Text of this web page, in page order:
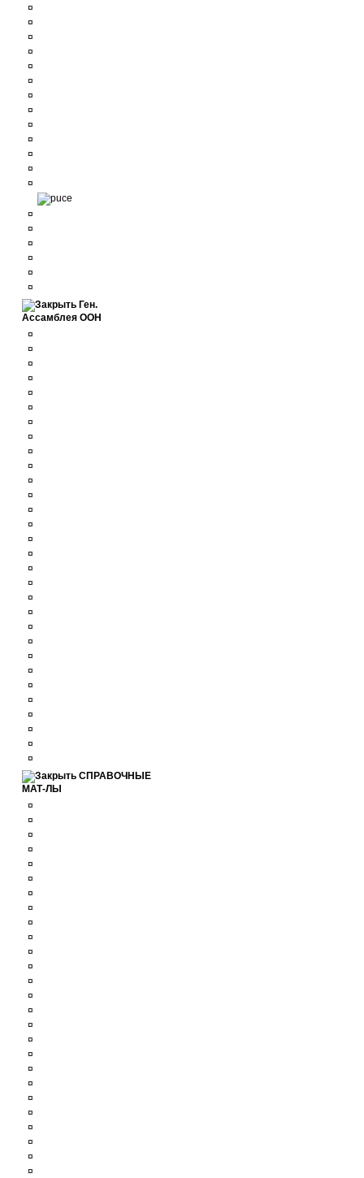
¤
¤
¤
¤
¤
¤
¤
¤
¤
¤
¤
¤
¤
¤
¤
¤
¤
¤
¤
Ген.
Ассамблея ООН
¤
¤
¤
¤
¤
¤
¤
¤
¤
¤
¤
¤
¤
¤
¤
¤
¤
¤
¤
¤
¤
¤
¤
¤
¤
¤
¤
¤
¤
¤
СПРАВОЧНЫЕ
МАТ-ЛЫ
¤
¤
¤
¤
¤
¤
¤
¤
¤
¤
¤
¤
¤
¤
¤
¤
¤
¤
¤
¤
¤
¤
¤
¤
¤
¤